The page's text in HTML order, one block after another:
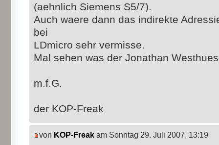
(aehnlich Siemens S5/7).
Auch waere dann das indirekte
bei
LDmicro sehr vermisse.
Mal sehen was der Jonathan
m.f.G.
der KOP-Freak
von KOP-Freak am Sonntag 29. Juli 2007, 13:19